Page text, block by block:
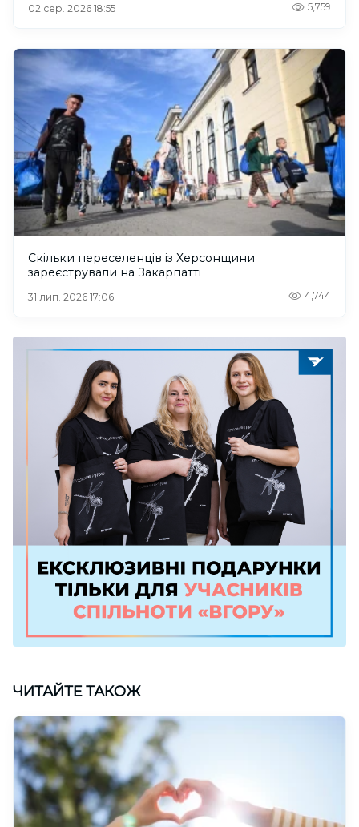
02 сер. 2026 18:55 5,759
Скільки переселенців із Херсонщини
зареєстрували на Закарпатті
31 лип. 2026 17:06 4,744
ЧИТАЙТЕ ТАКОЖ